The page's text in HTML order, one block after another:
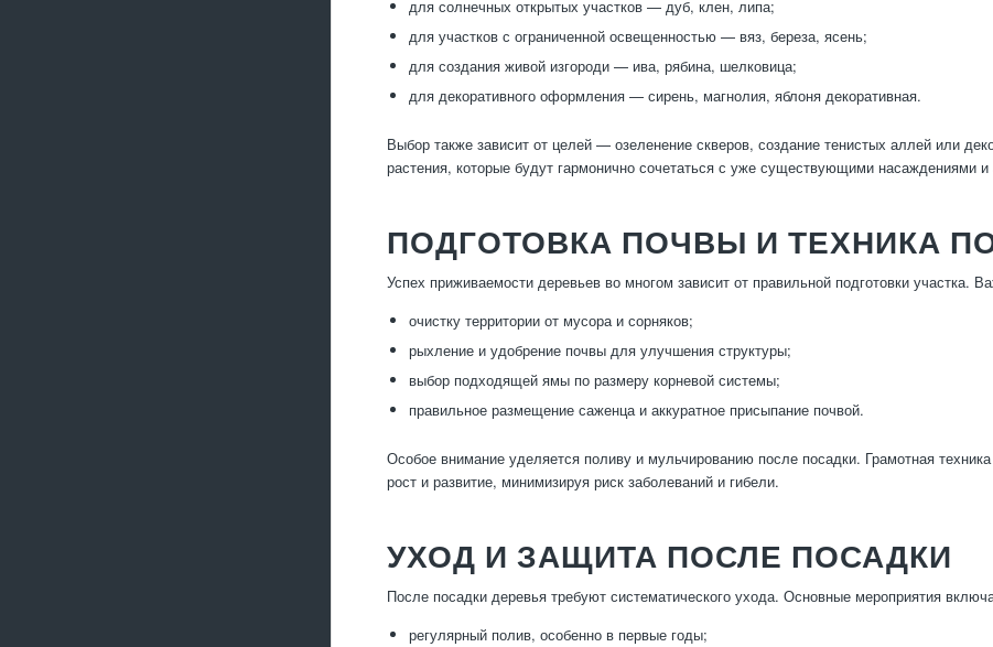
для солнечных открытых участков — дуб, клен, липа;
для участков с ограниченной освещенностью — вяз, береза, ясень;
для создания живой изгороди — ива, рябина, шелковица;
для декоративного оформления — сирень, магнолия, яблоня декоративная.
Выбор также зависит от целей — озеленение скверов, создание тенистых аллей или
растения, которые будут гармонично сочетаться с уже существующими насаждениями и
ПОДГОТОВКА ПОЧВЫ И ТЕХНИКА
Успех приживаемости деревьев во многом зависит от правильной подготовки участка.
очистку территории от мусора и сорняков;
рыхление и удобрение почвы для улучшения структуры;
выбор подходящей ямы по размеру корневой системы;
правильное размещение саженца и аккуратное присыпание почвой.
Особое внимание уделяется поливу и мульчированию после посадки. Грамотная
рост и развитие, минимизируя риск заболеваний и гибели.
УХОД И ЗАЩИТА ПОСЛЕ ПОСАДКИ
После посадки деревья требуют систематического ухода. Основные мероприятия
регулярный полив, особенно в первые годы;